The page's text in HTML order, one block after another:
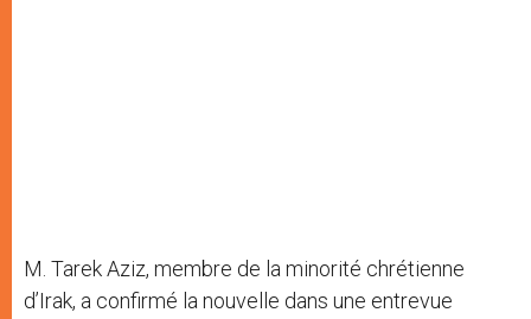
M. Tarek Aziz, membre de la minorité chrétienne
d’Irak, a confirmé la nouvelle dans une entrevue